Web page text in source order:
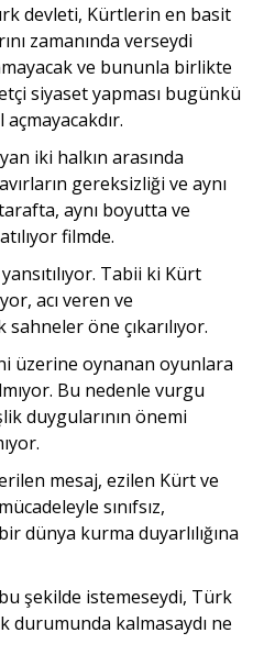
devleti, Kürtlerin en basit
zamanında verseydi
ve bununla birlikte
siyaset yapması bugünkü
açmayacakdır.
iki halkın arasında
gereksizliği ve aynı
aynı boyutta ve
filmde.
Tabii ki Kürt
acı veren ve
öne çıkarılıyor.
üzerine oynanan oyunlara
Bu nedenle vurgu
duygularının önemi
mesaj, ezilen Kürt ve
sınıfsız,
dünya kurma duyarlılığına
şekilde istemeseydi, Türk
durumunda kalmasaydı ne